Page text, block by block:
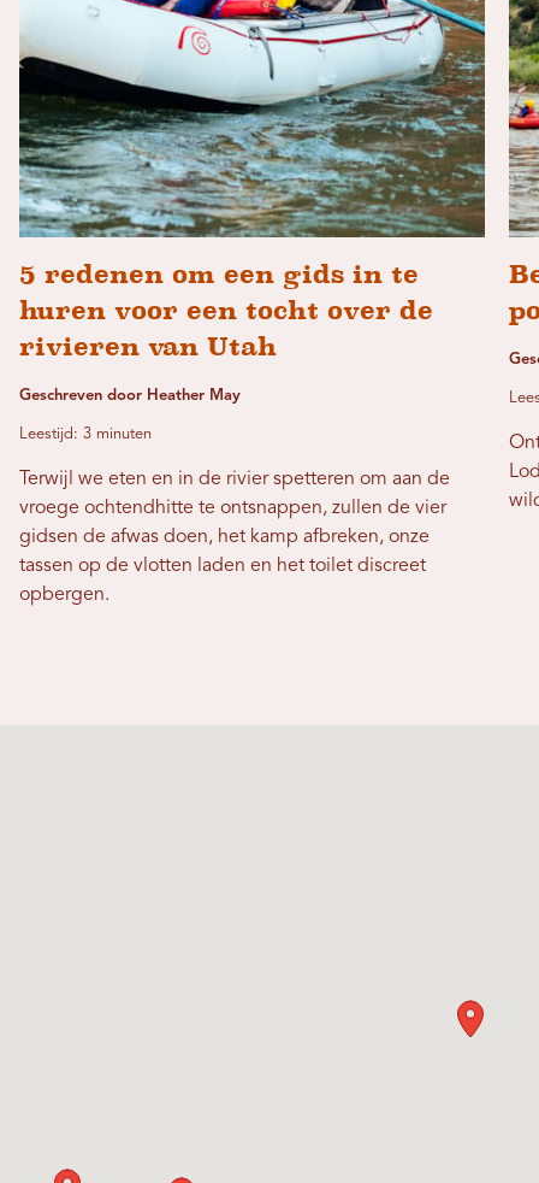
5 redenen om een ​​gids in te
huren voor een tocht over de
rivieren van Utah
Geschreven door Heather May
Leestijd: 3 minuten
Terwijl we eten en in de rivier spetteren om aan de
vroege ochtendhitte te ontsnappen, zullen de vier
gidsen de afwas doen, het kamp afbreken, onze
tassen op de vlotten laden en het toilet discreet
opbergen.